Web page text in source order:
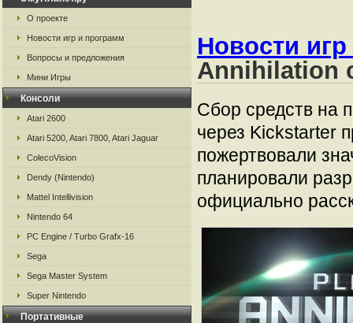
О проекте
Новости игр и программ
Вопросы и предложения
Мини Игры
Консоли
Atari 2600
Atari 5200, Atari 7800, Atari Jaguar
ColecoVision
Dendy (Nintendo)
Mattel Intellivision
Nintendo 64
PC Engine / Turbo Grafx-16
Sega
Sega Master System
Super Nintendo
Портативные
Новости
Annihilation
Сбор средств на
через Kickstarter
пожертвовали
планировали
официально